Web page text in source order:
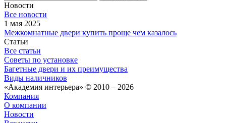
Новости
Все новости
1 мая 2025
Межкомнатные двери купить проще чем казалось
Статьи
Все статьи
Советы по установке
Багетные двери и их преимущества
Виды наличников
«Академия интерьера» © 2010 – 2026
Компания
О компании
Новости